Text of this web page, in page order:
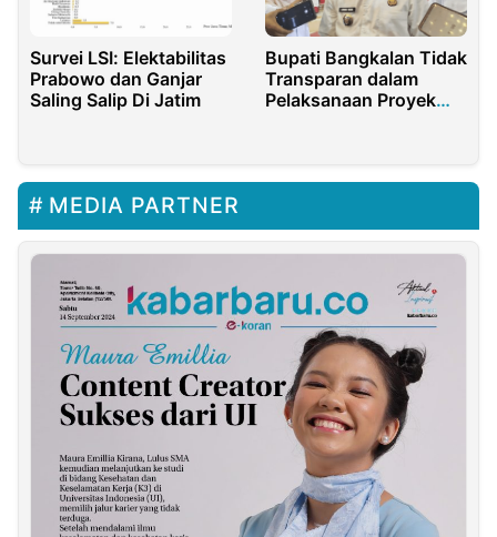
Survei LSI: Elektabilitas
Prabowo dan Ganjar
Saling Salip Di Jatim
Bupati Bangkalan Tidak
Transparan dalam
Pelaksanaan Proyek
MEDIA PARTNER